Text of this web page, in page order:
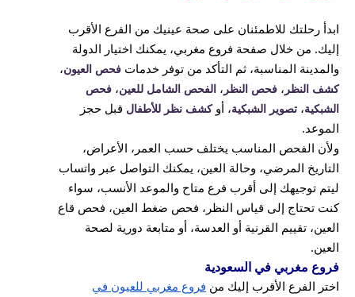
ابدأ رحلتك للاطمئنان على صحة عينيك من الفرع الأقرب
إليك. من خلال صفحة فروع مغربي، يمكنك اختيار الدولة
والمدينة المناسبة، ثم التأكد من توفر خدمات فحص العيون،
كشف النظر ، فحص النظر ، الفحص الشامل للعين، فحص
الشبكية، تصوير الشبكية، أوكشف نظر للأطفال قبل حجز
الموعد.
ولأن الفحص المناسب يختلف حسب العمر، الأعراض،
التاريخ المرضي، وحالة العين، يمكنك التواصل عبر واتساب
ليتم توجيهك إلى أقرب فرع متاح والموعد الأنسب، سواء
كنت تحتاج إلى قياس النظر، فحص ضغط العين، فحص قاع
العين، تقييم القرنية أو العدسة، أو متابعة دورية لصحة
العين.
فروع مغربي في السعودية
اختر الفرع الأقرب إليك من فروع مغربي للعيون في